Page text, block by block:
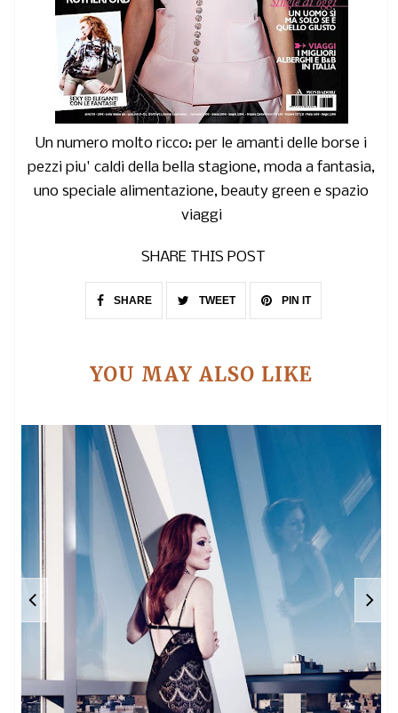
Un numero molto ricco: per le amanti delle borse i
pezzi piu' caldi della bella stagione, moda a fantasia,
uno speciale alimentazione, beauty green e spazio
viaggi
SHARE THIS POST
SHARE TWEET PIN IT
YOU MAY ALSO LIKE